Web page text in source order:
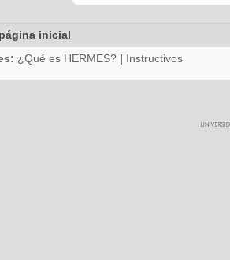
inicial
¿Qué es HERMES? | Instructivos